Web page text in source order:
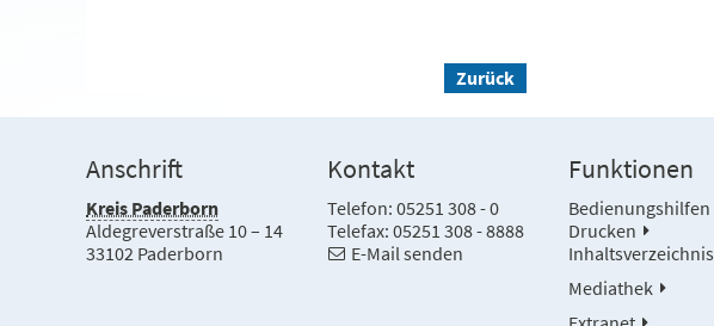
Zurück
Anschrift
Kreis Paderborn
Aldegreverstraße 10 – 14
33102 Paderborn
Kontakt
Telefon: 05251 308 - 0
Telefax: 05251 308 - 8888
E-Mail senden
Funktionen
Bedienungshilfen
Drucken
Inhaltsverzeichnis
Mediathek